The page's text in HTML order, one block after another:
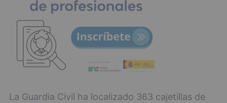
La Guardia Civil ha localizado 363 cajetillas de